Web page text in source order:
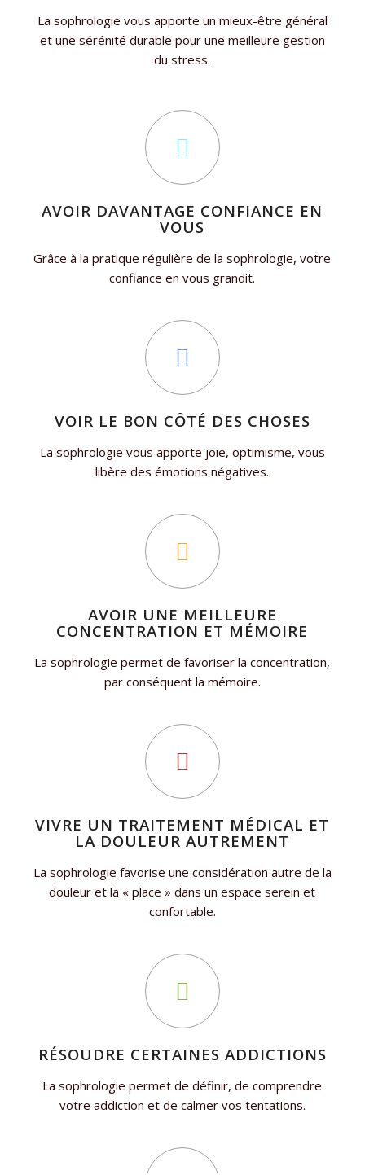
La sophrologie vous apporte un mieux-être général
et une sérénité durable pour une meilleure gestion
du stress.
AVOIR DAVANTAGE CONFIANCE EN
VOUS
Grâce à la pratique régulière de la sophrologie, votre
confiance en vous grandit.
VOIR LE BON CÔTÉ DES CHOSES
La sophrologie vous apporte joie, optimisme, vous
libère des émotions négatives.
AVOIR UNE MEILLEURE
CONCENTRATION ET MÉMOIRE
La sophrologie permet de favoriser la concentration,
par conséquent la mémoire.
VIVRE UN TRAITEMENT MÉDICAL ET
LA DOULEUR AUTREMENT
La sophrologie favorise une considération autre de la
douleur et la « place » dans un espace serein et
confortable.
RÉSOUDRE CERTAINES ADDICTIONS
La sophrologie permet de définir, de comprendre
votre addiction et de calmer vos tentations.